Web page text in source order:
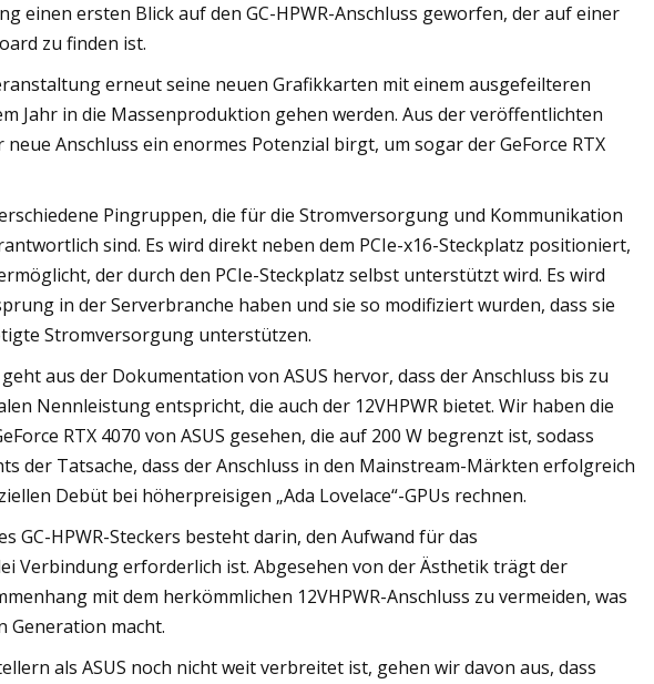
einen ersten Blick auf den GC-HPWR-Anschluss geworfen, der auf einer
zu finden ist.
erneut seine neuen Grafikkarten mit einem ausgefeilteren
Jahr in die Massenproduktion gehen werden. Aus der veröffentlichten
Anschluss ein enormes Potenzial birgt, um sogar der GeForce RTX
Pingruppen, die für die Stromversorgung und Kommunikation
sind. Es wird direkt neben dem PCIe-x16-Steckplatz positioniert,
der durch den PCIe-Steckplatz selbst unterstützt wird. Es wird
in der Serverbranche haben und sie so modifiziert wurden, dass sie
Stromversorgung unterstützen.
aus der Dokumentation von ASUS hervor, dass der Anschluss bis zu
Nennleistung entspricht, die auch der 12VHPWR bietet. Wir haben die
RTX 4070 von ASUS gesehen, die auf 200 W begrenzt ist, sodass
der Tatsache, dass der Anschluss in den Mainstream-Märkten erfolgreich
Debüt bei höherpreisigen „Ada Lovelace“-GPUs rechnen.
GC-HPWR-Steckers besteht darin, den Aufwand für das
Verbindung erforderlich ist. Abgesehen von der Ästhetik trägt der
mit dem herkömmlichen 12VHPWR-Anschluss zu vermeiden, was
Generation macht.
als ASUS noch nicht weit verbreitet ist, gehen wir davon aus, dass